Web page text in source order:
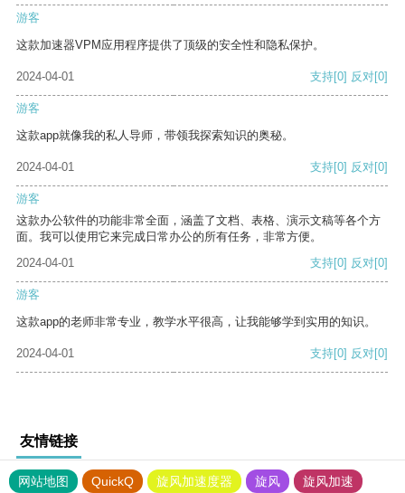
游客
这款加速器VPM应用程序提供了顶级的安全性和隐私保护。
2024-04-01 支持[0] 反对[0]
游客
这款app就像我的私人导师，带领我探索知识的奥秘。
2024-04-01 支持[0] 反对[0]
游客
这款办公软件的功能非常全面，涵盖了文档、表格、演示文稿等各个方
面。我可以使用它来完成日常办公的所有任务，非常方便。
2024-04-01
支持[0] 反对[0]
游客
这款app的老师非常专业，教学水平很高，让我能够学到实用的知识。
2024-04-01 支持[0] 反对[0]
友情链接
网站地图 QuickQ 旋风加速度器 旋风
旋风加速